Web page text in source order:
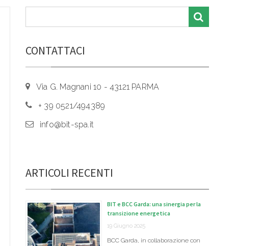
CONTATTACI
Via G. Magnani 10 - 43121 PARMA
+ 39 0521/494389
info@bit-spa.it
ARTICOLI RECENTI
BIT e BCC Garda: una sinergia per la
transizione energetica
19 Giugno 2025
BCC Garda, in collaborazione con